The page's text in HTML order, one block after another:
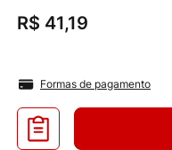
R$ 41,19
Formas de pagamento